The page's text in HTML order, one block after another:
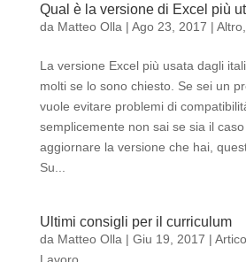
Qual è la versione di Excel più
da Matteo Olla | Ago 23, 2017 | Altro,
La versione Excel più usata dagli
molti se lo sono chiesto. Se sei un
vuole evitare problemi di
semplicemente non sai se sia il
aggiornare la versione che hai,
Su...
Ultimi consigli per il curriculum
da Matteo Olla | Giu 19, 2017 |